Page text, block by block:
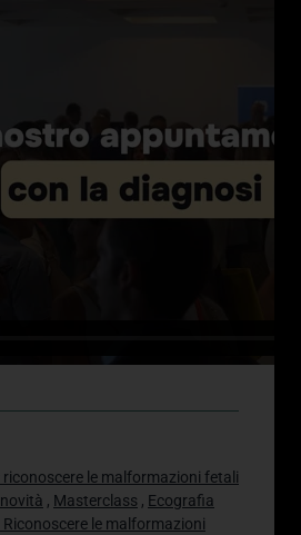
le malformazioni fetali
novità , Masterclass , Ecografia
le malformazioni